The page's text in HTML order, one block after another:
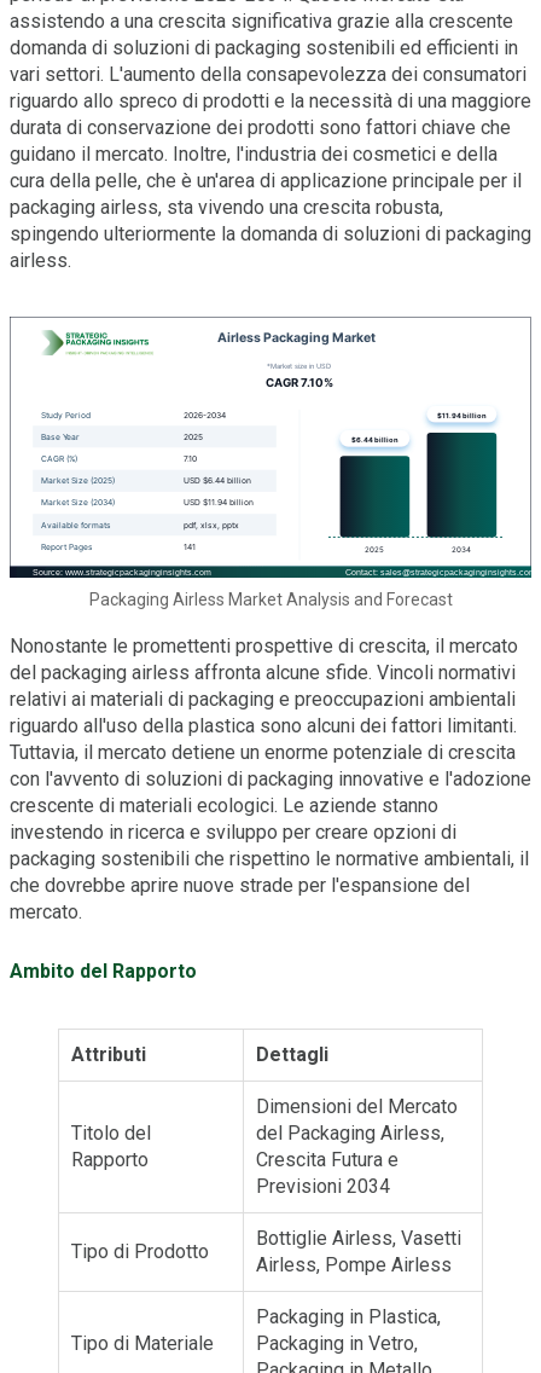
assistendo a una crescita significativa grazie alla crescente
domanda di soluzioni di packaging sostenibili ed efficienti in
vari settori. L'aumento della consapevolezza dei consumatori
riguardo allo spreco di prodotti e la necessità di una maggiore
durata di conservazione dei prodotti sono fattori chiave che
guidano il mercato. Inoltre, l'industria dei cosmetici e della
cura della pelle, che è un'area di applicazione principale per il
packaging airless, sta vivendo una crescita robusta,
spingendo ulteriormente la domanda di soluzioni di packaging
airless.
Packaging Airless Market Analysis and Forecast
Nonostante le promettenti prospettive di crescita, il mercato
del packaging airless affronta alcune sfide. Vincoli normativi
relativi ai materiali di packaging e preoccupazioni ambientali
riguardo all'uso della plastica sono alcuni dei fattori limitanti.
Tuttavia, il mercato detiene un enorme potenziale di crescita
con l'avvento di soluzioni di packaging innovative e l'adozione
crescente di materiali ecologici. Le aziende stanno
investendo in ricerca e sviluppo per creare opzioni di
packaging sostenibili che rispettino le normative ambientali, il
che dovrebbe aprire nuove strade per l'espansione del
mercato.
Ambito del Rapporto
Attributi Dettagli
Titolo del
Rapporto
Dimensioni del Mercato
del Packaging Airless,
Crescita Futura e
Previsioni 2034
Tipo di Prodotto
Bottiglie Airless, Vasetti
Airless, Pompe Airless
Tipo di Materiale
Packaging in Plastica,
Packaging in Vetro,